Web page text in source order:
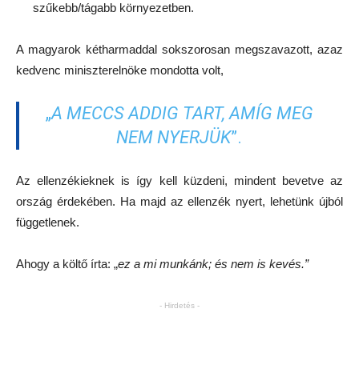
szűkebb/tágabb környezetben.
A magyarok kétharmaddal sokszorosan megszavazott, azaz
kedvenc miniszterelnöke mondotta volt,
„A MECCS ADDIG TART, AMÍG MEG
NEM NYERJÜK”.
Az ellenzékieknek is így kell küzdeni, mindent bevetve az
ország érdekében. Ha majd az ellenzék nyert, lehetünk újból
függetlenek.
Ahogy a költő írta: „ez a mi munkánk; és nem is kevés.”
- Hirdetés -